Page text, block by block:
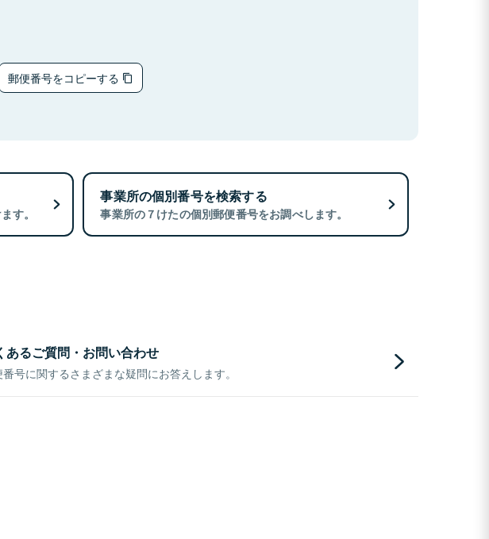
郵便番号をコピーする
す。
事業所の個別番号を検索する
事業所の７けたの個別郵便番号をお調べします。
あるご質問・お問い合わせ
号に関するさまざまな疑問にお答えします。